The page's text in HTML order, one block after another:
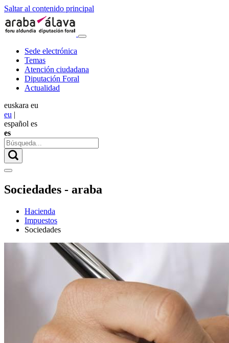
Saltar al contenido principal
Sede electrónica
Temas
Atención ciudadana
Diputación Foral
Actualidad
euskara eu
eu |
español es
es
Sociedades - araba
Hacienda
Impuestos
Sociedades